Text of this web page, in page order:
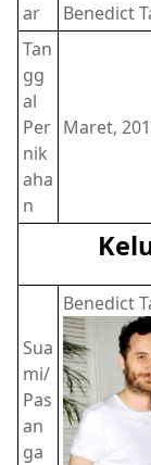
ar
Benedict
Tan
gg
al
Per
nik
aha
n
Maret,
Sua
mi/
Pas
an
ga
Benedict